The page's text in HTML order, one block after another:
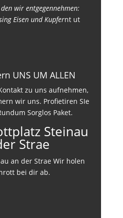
wir entgegennehmen:
Eisen und Kupfernt ut
UNS UM ALLEN
zu uns aufnehmen,
wir uns. Profietiren SIe
Sorglos Paket.
Steinau
Strae
an der Strae Wir holen
bei dir ab.